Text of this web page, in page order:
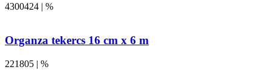
4300424 | %
Organza tekercs 16 cm x 6 m
221805 | %